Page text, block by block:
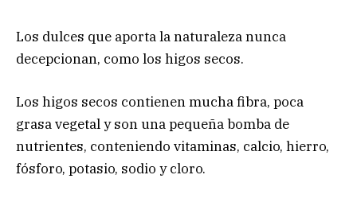
Los dulces que aporta la naturaleza nunca
decepcionan, como los higos secos.
Los higos secos contienen mucha fibra, poca
grasa vegetal y son una pequeña bomba de
nutrientes, conteniendo vitaminas, calcio, hierro,
fósforo, potasio, sodio y cloro.